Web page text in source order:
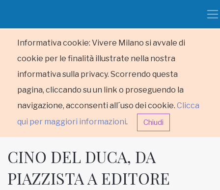
Informativa cookie: Vivere Milano si avvale di
cookie per le finalità illustrate nella nostra
informativa sulla privacy. Scorrendo questa
pagina, cliccando su un link o proseguendo la
navigazione, acconsenti all´uso dei cookie. Clicca
qui per maggiori informazioni. Chiudi
CINO DEL DUCA, DA
PIAZZISTA A EDITORE